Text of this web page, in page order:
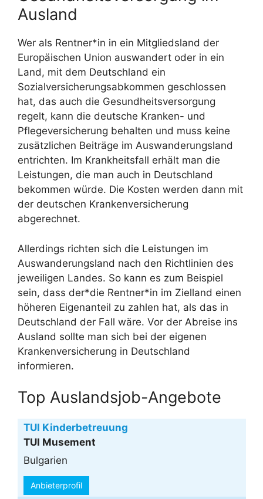
Ausland
Wer als Rentner*in in ein Mitgliedsland der
Europäischen Union auswandert oder in ein
Land, mit dem Deutschland ein
Sozialversicherungsabkommen geschlossen
hat, das auch die Gesundheitsversorgung
regelt, kann die deutsche Kranken- und
Pflegeversicherung behalten und muss keine
zusätzlichen Beiträge im Auswanderungsland
entrichten. Im Krankheitsfall erhält man die
Leistungen, die man auch in Deutschland
bekommen würde. Die Kosten werden dann mit
der deutschen Krankenversicherung
abgerechnet.
Allerdings richten sich die Leistungen im
Auswanderungsland nach den Richtlinien des
jeweiligen Landes. So kann es zum Beispiel
sein, dass der*die Rentner*in im Zielland einen
höheren Eigenanteil zu zahlen hat, als das in
Deutschland der Fall wäre. Vor der Abreise ins
Ausland sollte man sich bei der eigenen
Krankenversicherung in Deutschland
informieren.
Top Auslandsjob-Angebote
TUI Kinderbetreuung
TUI Musement
Bulgarien
Anbieterprofil